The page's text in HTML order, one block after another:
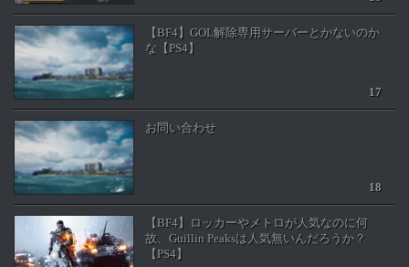
【BF4】GOL解除専用サーバーとかないのか
な【PS4】
お問い合わせ
【BF4】ロッカーやメトロが人気なのに何
故、Guillin Peaksは人気無いんだろうか？
【PS4】